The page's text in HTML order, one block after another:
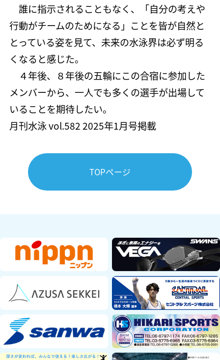
誰に指示されることもなく、「自分の考えや
行動がチームのためになる」ことを皆が自然と
とっている姿を見て、未来の水泳界は必ず明る
くなると感じた。
４年後、８年後の五輪にこの合宿に参加した
メンバーから、一人でも多くの選手が出場して
いることを期待したい。
月刊水泳 vol.582 2025年1月号掲載
TOPページ